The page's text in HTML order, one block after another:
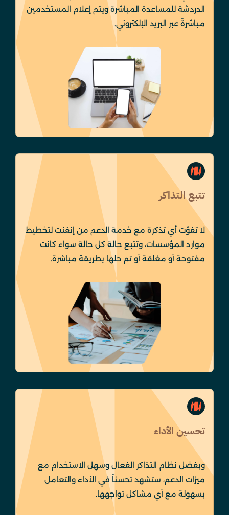
الدردشة للمساعدة المباشرة ويتم إعلام المستخدمين
مباشرةً عبر البريد الإلكتروني.
تتبع التذاكر
لا تفوّت أي تذكرة مع خدمة الدعم من إنفنت لتخطيط
موارد المؤسسات، وتتبع حالة كل حالة سواء كانت
مفتوحة أو مغلقة أو تم حلها بطريقة مباشرة.
تحسين الأداء
وبفضل نظام التذاكر الفعال وسهل الاستخدام مع
ميزات الدعم، ستشهد تحسناً في الأداء والتعامل
بسهولة مع أي مشاكل تواجهها.